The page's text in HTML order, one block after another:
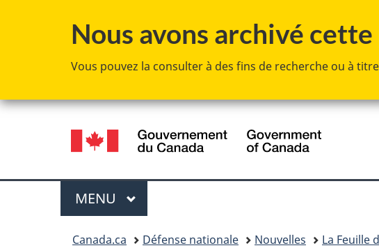
Nous avons archivé
Vous pouvez la consulter à des fins de recherche ou à
Sélection
de
la
langue
Canada
Menu
MENU PRINCIPAL
Canada.ca Défense nationale Nouvelles La Feuille